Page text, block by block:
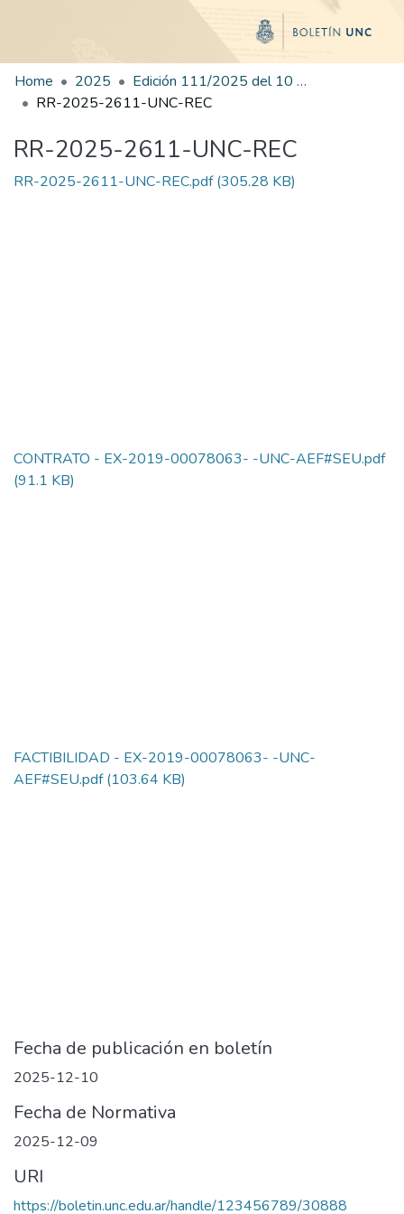
Home 2025
Edición 111/2025 del 10 de diciembre de 2025
RR-2025-2611-UNC-REC
RR-2025-2611-UNC-REC
RR-2025-2611-UNC-REC.pdf(305.28 KB)
CONTRATO - EX-2019-00078063- -UNC-AEF#SEU.pdf
(91.1 KB)
FACTIBILIDAD - EX-2019-00078063- -UNC-
AEF#SEU.pdf(103.64 KB)
Fecha de publicación en boletín
2025-12-10
Fecha de Normativa
2025-12-09
URI
https://boletin.unc.edu.ar/handle/123456789/30888